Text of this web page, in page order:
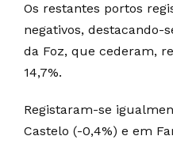
Os restantes portos
negativos, destacando-
da Foz, que cederam,
14,7%.
Registaram-se
Castelo (-0,4%) e em